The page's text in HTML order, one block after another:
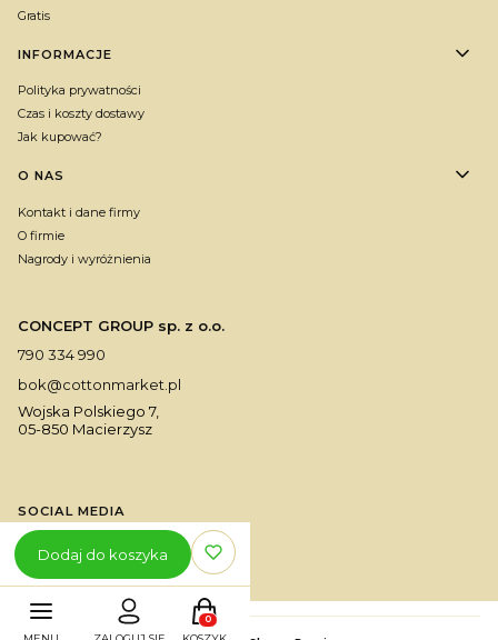
Gratis
INFORMACJE
Polityka prywatności
Czas i koszty dostawy
Jak kupować?
O NAS
Kontakt i dane firmy
O firmie
Nagrody i wyróżnienia
CONCEPT GROUP sp. z o.o.
790 334 990
bok@cottonmarket.pl
Wojska Polskiego 7,
05-850 Macierzysz
SOCIAL MEDIA
Dodaj do koszyka
Produkty w koszyku: 0. Zobacz szczegóły